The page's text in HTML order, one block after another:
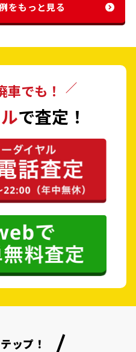
をもっと見る
車でも！
で査定！
ップ！